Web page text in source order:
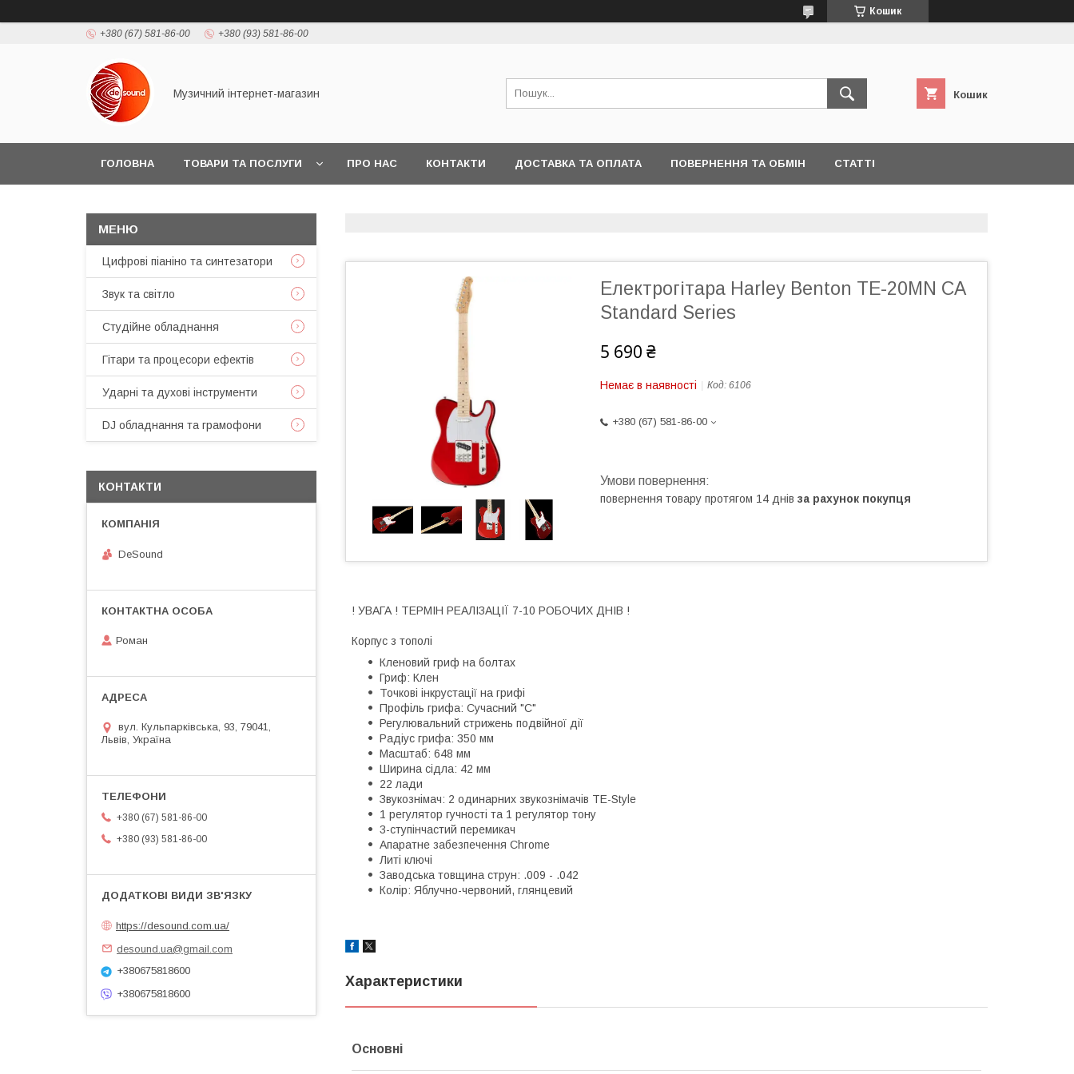
Кошик
+380 (67) 581-86-00 +380 (93) 581-86-00
Музичний інтернет-магазин Кошик
ГОЛОВНА ТОВАРИ ТА ПОСЛУГИ ПРО НАС КОНТАКТИ ДОСТАВКА ТА ОПЛАТА ПОВЕРНЕННЯ ТА ОБМІН СТАТТІ
Електрогітара Harley Benton TE-20MN CA
Standard Series
5 690 ₴
Немає в наявності Код: 6106
+380 (67) 581-86-00
повернення товару протягом 14 днів за рахунок покупця
! УВАГА ! ТЕРМІН РЕАЛІЗАЦІЇ 7-10 РОБОЧИХ ДНІВ !
Корпус з тополі
Кленовий гриф на болтах
Гриф: Клен
Точкові інкрустації на грифі
Профіль грифа: Сучасний "C"
Регулювальний стрижень подвійної дії
Радіус грифа: 350 мм
Масштаб: 648 мм
Ширина сідла: 42 мм
22 лади
Звукознімач: 2 одинарних звукознімачів TE-Style
1 регулятор гучності та 1 регулятор тону
3-ступінчастий перемикач
Апаратне забезпечення Chrome
Литі ключі
Заводська товщина струн: .009 - .042
Колір: Яблучно-червоний, глянцевий
Характеристики
Основні
Цифрові піаніно та синтезатори
Звук та світло
Студійне обладнання
Гітари та процесори ефектів
Ударні та духові інструменти
DJ обладнання та грамофони
КОНТАКТИ
DeSound
Роман
вул. Кульпарківська, 93, 79041,
Львів, Україна
+380 (67) 581-86-00
+380 (93) 581-86-00
https://desound.com.ua/
desound.ua@gmail.com
+380675818600
+380675818600